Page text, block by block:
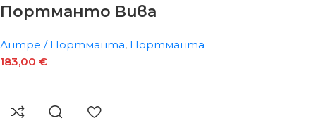
Портманто Вива
Антре / Портманта, Портманта
183,00 €